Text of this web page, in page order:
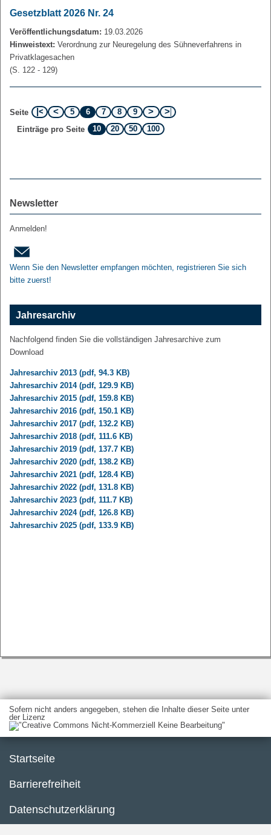
Gesetzblatt 2026 Nr. 24
Veröffentlichungsdatum: 19.03.2026
Hinweistext: Verordnung zur Neuregelung des Sühneverfahrens in
Privatklagesachen
(S. 122 - 129)
Seite 5 6 7 8
9
Einträge pro Seite
10 20 50 100
Newsletter
Anmelden!
Wenn Sie den Newsletter empfangen möchten, registrieren Sie sich
bitte zuerst!
Jahresarchiv
Nachfolgend finden Sie die vollständigen Jahresarchive zum
Download
Jahresarchiv 2013 (pdf, 94.3 KB)
Jahresarchiv 2014 (pdf, 129.9 KB)
Jahresarchiv 2015 (pdf, 159.8 KB)
Jahresarchiv 2016 (pdf, 150.1 KB)
Jahresarchiv 2017 (pdf, 132.2 KB)
Jahresarchiv 2018 (pdf, 111.6 KB)
Jahresarchiv 2019 (pdf, 137.7 KB)
Jahresarchiv 2020 (pdf, 138.2 KB)
Jahresarchiv 2021 (pdf, 128.4 KB)
Jahresarchiv 2022 (pdf, 131.8 KB)
Jahresarchiv 2023 (pdf, 111.7 KB)
Jahresarchiv 2024 (pdf, 126.8 KB)
Jahresarchiv 2025 (pdf, 133.9 KB)
Sofern nicht anders angegeben, stehen die Inhalte dieser Seite unter
der Lizenz
Startseite
Barrierefreiheit
Datenschutzerklärung